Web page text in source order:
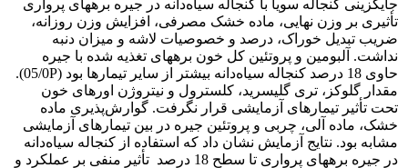
جایگزینی کنجاله سویا با کنجاله سیاه‌دانه در جیره بره­های پرواری
تأثیری بر وزن نهایی، ماده خشک مصرفی، افزایش وزن روزانه،
ضریب تبدیل خوراک، درصد و خصوصیات لاشه و میزان دنبه
نداشت. آلبومین و پروتئین کل خون بره­های تغذیه شده با جیره
حاوی 18 درصد کنجاله سیاه‌دانه بیشتر از سایر تیمارها بود (05/0P).
مقدار گلوکز، تری گلیسرید، کلسترول و نیتروژن اوره­ای خون
تحت تأثیر تیمارهای آزمایشی قرار نگرفت. گوارش‌پذیری ماده
خشک، ماده آلی، چربی و پروتئین جیره در بین تیمارهای آزمایشی
مشابه بود. نتایج آزمایش نشان داد که استفاده از کنجاله سیاه‌دانه
در جیره بره­های پرواری تا سطح 18 درصد تأثیر منفی بر عملکرد و